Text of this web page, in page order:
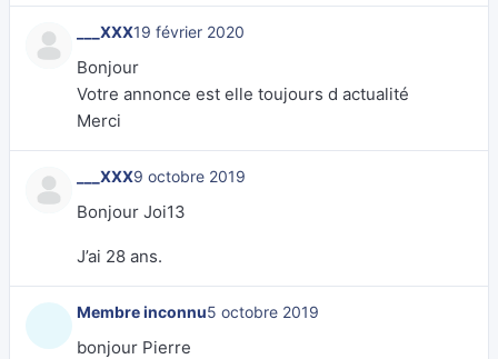
___XXX19 février 2020
Bonjour
Votre annonce est elle toujours d actualité
Merci
___XXX9 octobre 2019
Bonjour Joi13
J’ai 28 ans.
Membre inconnu5 octobre 2019
bonjour Pierre